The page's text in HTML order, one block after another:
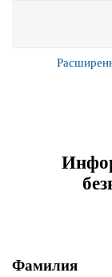
Фамилия